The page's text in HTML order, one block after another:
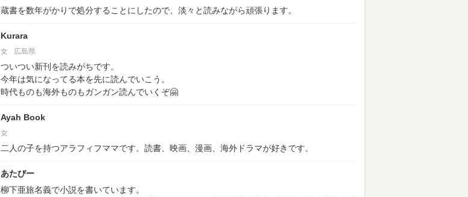
蔵書を数年がかりで処分することにしたので、淡々と読みながら頑張ります。
Kurara
女 広島県
ついつい新刊を読みがちです。
今年は気になってる本を先に読んでいこう。
時代ものも海外ものもガンガン読んでいくぞ🤗
Ayah Book
女
二人の子を持つアラフィフママです。読書、映画、漫画、海外ドラマが好きです。
あたびー
柳下亜旅名義で小説を書いています。